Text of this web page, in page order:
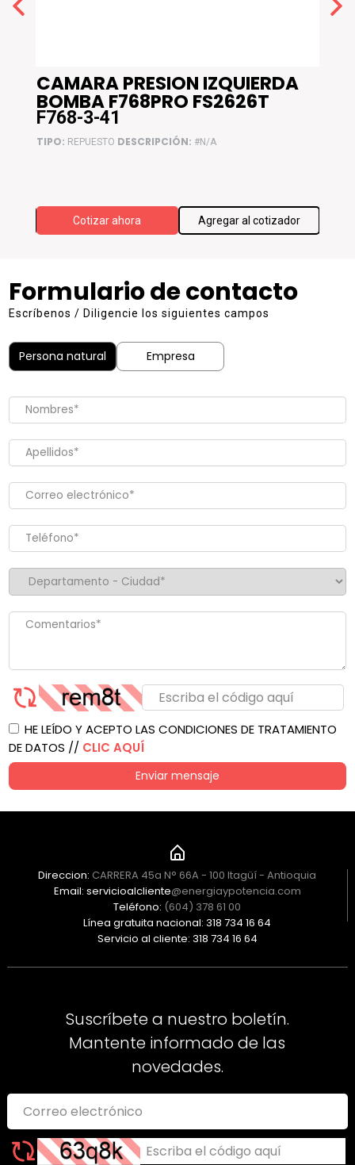
CAMARA PRESION IZQUIERDA
BOMBA F768PRO FS2626T
F768-3-41
TIPO: REPUESTO DESCRIPCIÓN: #N/A
Cotizar ahora Agregar al cotizador
Formulario de contacto
Escríbenos / Diligencie los siguientes campos
Persona natural Empresa
HE LEÍDO Y ACEPTO LAS CONDICIONES DE TRATAMIENTO
DE DATOS // CLIC AQUÍ
Enviar mensaje
Direccion: CARRERA 45a N° 66A - 100 Itagüí - Antioquia
Email: servicioalcliente@energiaypotencia.com
Teléfono: (604) 378 61 00
Línea gratuita nacional: 318 734 16 64
Servicio al cliente: 318 734 16 64
Suscríbete a nuestro boletín.
Mantente informado de las
novedades.